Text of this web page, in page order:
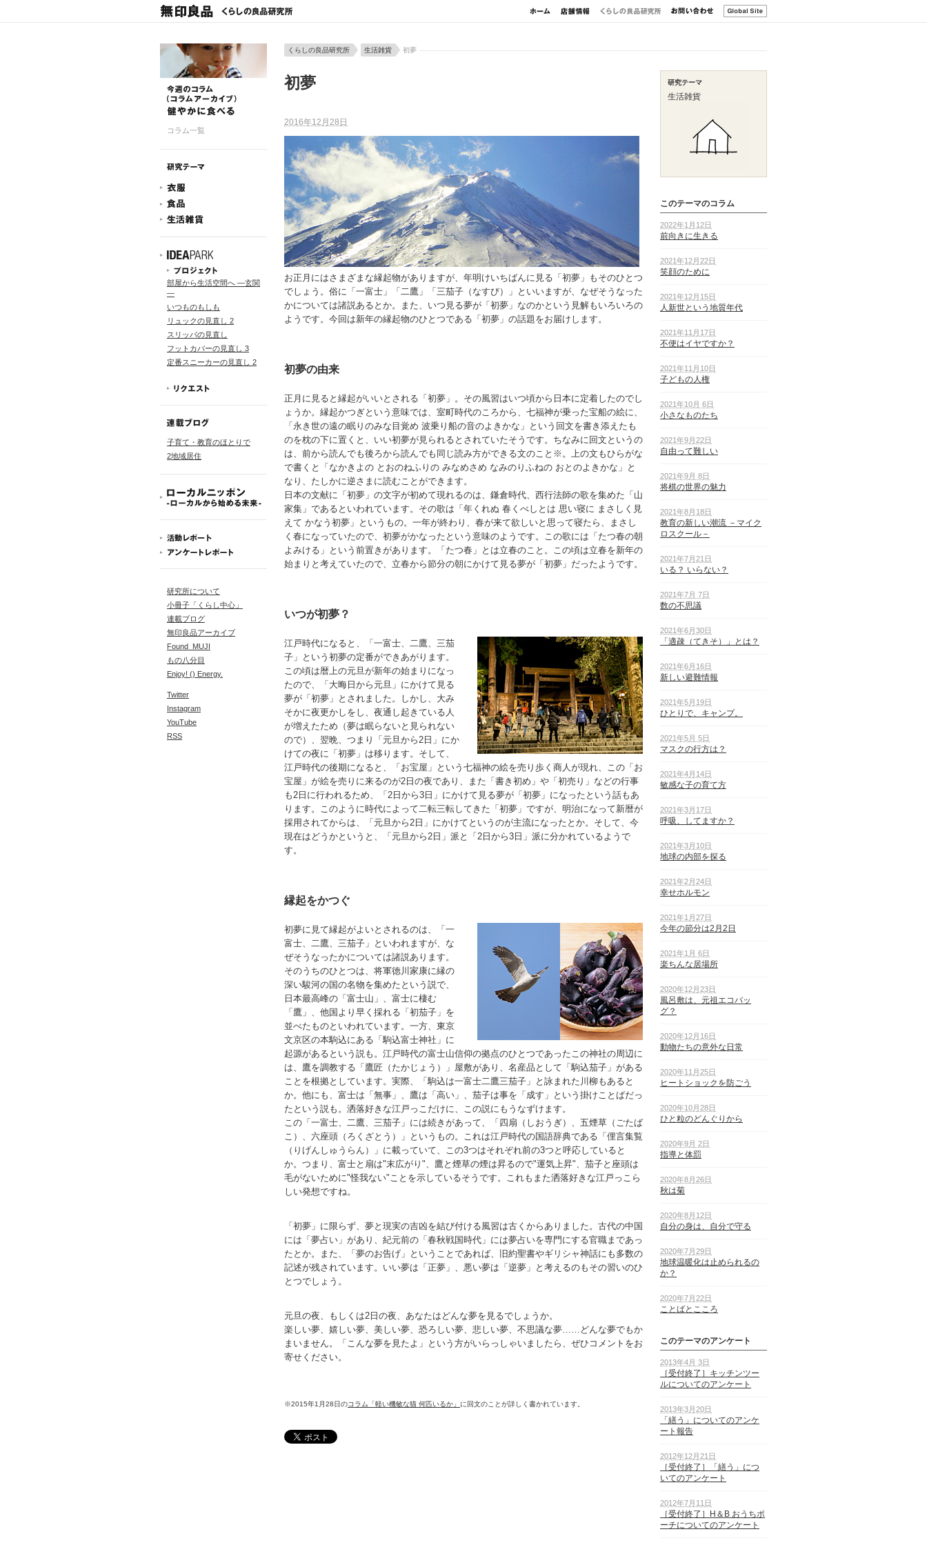
コラム一覧
部屋から生活空間へ ―玄関
―
いつものもしも
リュックの見直し 2
スリッパの見直し
フットカバーの見直し 3
定番スニーカーの見直し 2
子育て・教育のほとりで
2地域居住
研究所について
小冊子「くらし中心」
連載ブログ
無印良品アーカイブ
Found_MUJI
もの八分目
Enjoy! () Energy.
Twitter
Instagram
YouTube
RSS
くらしの良品研究所 生活雑貨 初夢
初夢
2016年12月28日
お正月にはさまざまな縁起物がありますが、年明けいちばんに見る「初夢」もそのひとつ
でしょう。俗に「一富士」「二鷹」「三茄子（なすび）」といいますが、なぜそうなった
かについては諸説あるとか。また、いつ見る夢が「初夢」なのかという見解もいろいろの
ようです。今回は新年の縁起物のひとつである「初夢」の話題をお届けします。
初夢の由来
正月に見ると縁起がいいとされる「初夢」。その風習はいつ頃から日本に定着したのでし
ょうか。縁起かつぎという意味では、室町時代のころから、七福神が乗った宝船の絵に、
「永き世の遠の眠りのみな目覚め 波乗り船の音のよきかな」という回文を書き添えたも
のを枕の下に置くと、いい初夢が見られるとされていたそうです。ちなみに回文というの
は、前から読んでも後ろから読んでも同じ読み方ができる文のこと※。上の文もひらがな
で書くと「なかきよの とおのねふりの みなめさめ なみのりふねの おとのよきかな」と
なり、たしかに逆さまに読むことができます。
日本の文献に「初夢」の文字が初めて現れるのは、鎌倉時代、西行法師の歌を集めた「山
家集」であるといわれています。その歌は「年くれぬ 春くべしとは 思い寝に まさしく見
えて かなう初夢」というもの。一年が終わり、春が来て欲しいと思って寝たら、まさし
く春になっていたので、初夢がかなったという意味のようです。この歌には「たつ春の朝
よみける」という前置きがあります。「たつ春」とは立春のこと。この頃は立春を新年の
始まりと考えていたので、立春から節分の朝にかけて見る夢が「初夢」だったようです。
いつが初夢？
江戸時代になると、「一富士、二鷹、三茄
子」という初夢の定番ができあがります。
この頃は暦上の元旦が新年の始まりになっ
たので、「大晦日から元旦」にかけて見る
夢が「初夢」とされました。しかし、大み
そかに夜更かしをし、夜通し起きている人
が増えたため（夢は眠らないと見られない
ので）、翌晩、つまり「元旦から2日」にか
けての夜に「初夢」は移ります。そして、
江戸時代の後期になると、「お宝屋」という七福神の絵を売り歩く商人が現れ、この「お
宝屋」が絵を売りに来るのが2日の夜であり、また「書き初め」や「初売り」などの行事
も2日に行われるため、「2日から3日」にかけて見る夢が「初夢」になったという話もあ
ります。このように時代によって二転三転してきた「初夢」ですが、明治になって新暦が
採用されてからは、「元旦から2日」にかけてというのが主流になったとか。そして、今
現在はどうかというと、「元旦から2日」派と「2日から3日」派に分かれているようで
す。
縁起をかつぐ
初夢に見て縁起がよいとされるのは、「一
富士、二鷹、三茄子」といわれますが、な
ぜそうなったかについては諸説あります。
そのうちのひとつは、将軍徳川家康に縁の
深い駿河の国の名物を集めたという説で、
日本最高峰の「富士山」、富士に棲む
「鷹」、他国より早く採れる「初茄子」を
並べたものといわれています。一方、東京
文京区の本駒込にある「駒込富士神社」に
起源があるという説も。江戸時代の富士山信仰の拠点のひとつであったこの神社の周辺に
は、鷹を調教する「鷹匠（たかじょう）」屋敷があり、名産品として「駒込茄子」がある
ことを根拠としています。実際、「駒込は一富士二鷹三茄子」と詠まれた川柳もあると
か。他にも、富士は「無事」、鷹は「高い」、茄子は事を「成す」という掛けことばだっ
たという説も。洒落好きな江戸っこだけに、この説にもうなずけます。
この「一富士、二鷹、三茄子」には続きがあって、「四扇（しおうぎ）、五煙草（ごたば
こ）、六座頭（ろくざとう）」というもの。これは江戸時代の国語辞典である「俚言集覧
（りげんしゅうらん）」に載っていて、この3つはそれぞれ前の3つと呼応していると
か。つまり、富士と扇は"末広がり"、鷹と煙草の煙は昇るので"運気上昇"、茄子と座頭は
毛がないために"怪我ない"ことを示しているそうです。これもまた洒落好きな江戸っこら
しい発想ですね。
「初夢」に限らず、夢と現実の吉凶を結び付ける風習は古くからありました。古代の中国
には「夢占い」があり、紀元前の「春秋戦国時代」には夢占いを専門にする官職まであっ
たとか。また、「夢のお告げ」ということであれば、旧約聖書やギリシャ神話にも多数の
記述が残されています。いい夢は「正夢」、悪い夢は「逆夢」と考えるのもその習いのひ
とつでしょう。
元旦の夜、もしくは2日の夜、あなたはどんな夢を見るでしょうか。
楽しい夢、嬉しい夢、美しい夢、恐ろしい夢、悲しい夢、不思議な夢……どんな夢でもか
まいません。「こんな夢を見たよ」という方がいらっしゃいましたら、ぜひコメントをお
寄せください。
※2015年1月28日のコラム「軽い機敏な猫 何匹いるか」 に回文のことが詳しく書かれています。
研究テーマ
生活雑貨
このテーマのコラム
2022年1月12日
前向きに生きる
2021年12月22日
笑顔のために
2021年12月15日
人新世という地質年代
2021年11月17日
不便はイヤですか？
2021年11月10日
子どもの人権
2021年10月 6日
小さなものたち
2021年9月22日
自由って難しい
2021年9月 8日
将棋の世界の魅力
2021年8月18日
教育の新しい潮流 －マイク
ロスクール－
2021年7月21日
いる？ いらない？
2021年7月 7日
数の不思議
2021年6月30日
「適疎（てきそ）」とは？
2021年6月16日
新しい避難情報
2021年5月19日
ひとりで、キャンプ。
2021年5月 5日
マスクの行方は？
2021年4月14日
敏感な子の育て方
2021年3月17日
呼吸、してますか？
2021年3月10日
地球の内部を探る
2021年2月24日
幸せホルモン
2021年1月27日
今年の節分は2月2日
2021年1月 6日
楽ちんな居場所
2020年12月23日
風呂敷は、元祖エコバッ
グ？
2020年12月16日
動物たちの意外な日常
2020年11月25日
ヒートショックを防ごう
2020年10月28日
ひと粒のどんぐりから
2020年9月 2日
指導と体罰
2020年8月26日
秋は菊
2020年8月12日
自分の身は、自分で守る
2020年7月29日
地球温暖化は止められるの
か？
2020年7月22日
ことばとこころ
このテーマのアンケート
2013年4月 3日
［受付終了］キッチンツー
ルについてのアンケート
2013年3月20日
「繕う」についてのアンケ
ート報告
2012年12月21日
［受付終了］「繕う」につ
いてのアンケート
2012年7月11日
［受付終了］H＆B おうちポ
ーチについてのアンケート